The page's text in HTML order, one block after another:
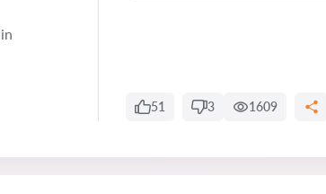
51 3 1609